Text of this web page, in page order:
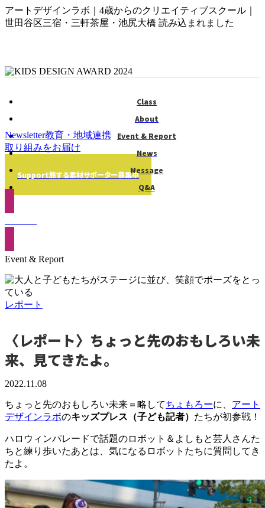
アートデザインラボ｜4歳からのクリエイティブスクール｜
世田谷区三宿・三軒茶屋・池尻大橋 読み込まれました
Class
About
Event & Report
News
Message
Q&A
Newsletter教育・地域連携
取り組みをお届け
Support旅する素材サポーター募集中
Event & Report
レポート
〈レポート〉ちょっと先のおもしろい未
来、見てきたよ。
2022.11.08
ちょっと先のおもしろい未来＝略してちょもろーに、 アート
デザインラボのキッズプレス（子ども記者） たちが初参戦！
ハロウィンパレードで話題のロボット＆よしもと芸人さんた
ちと練り歩いたあとは、気になるロボットたちに質問してき
たよ。